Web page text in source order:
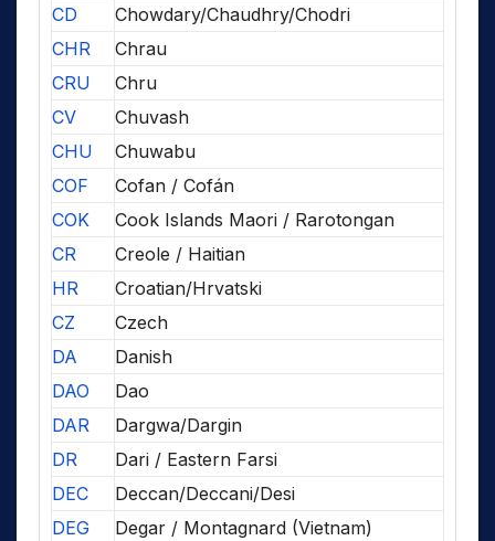
CD
Chowdary/Chaudhry/Chodri
CHR
Chrau
CRU
Chru
CV
Chuvash
CHU
Chuwabu
COF
Cofan / Cofán
COK
Cook Islands Maori / Rarotongan
CR
Creole / Haitian
HR
Croatian/Hrvatski
CZ
Czech
DA
Danish
DAO
Dao
DAR
Dargwa/Dargin
DR
Dari / Eastern Farsi
DEC
Deccan/Deccani/Desi
DEG
Degar / Montagnard (Vietnam)